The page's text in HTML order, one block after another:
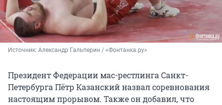
Источник: Александр Гальперин / «Фонтанка.ру»
Президент Федерации мас-рестлинга Санкт-
Петербурга Пётр Казанский назвал соревнования
настоящим прорывом. Также он добавил, что